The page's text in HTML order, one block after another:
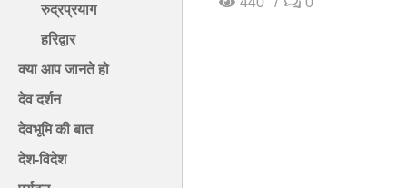
रुद्रप्रयाग
हरिद्वार
क्या आप जानते हो
देव दर्शन
देवभूमि की बात
देश-विदेश